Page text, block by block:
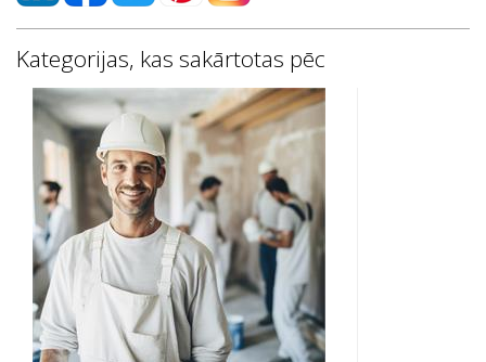
Kategorijas, kas sakārtotas pēc